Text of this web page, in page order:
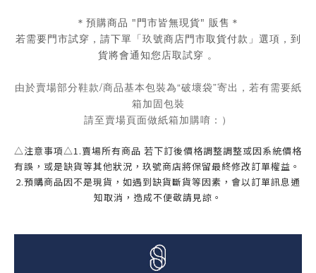
＊預購商品 "門市皆無現貨" 販售＊
若需要門市試穿，請下單「玖號商店門市取貨付款」選項，到
貨將會通知您店取試穿 。
由於賣場部分鞋款/商品基本包裝為“破壞袋”寄出，若有需要紙
箱加固包裝
請至賣場頁面做紙箱加購唷：）
△注意事項△1.賣場所有商品 若下訂後價格調整調整或因系統價格
有誤，或是缺貨等其他狀況，玖號商店將保留最終修改訂單權益。
2.預購商品因不是現貨，如遇到缺貨斷貨等因素，會以訂單訊息通
知取消，造成不便敬請見諒。